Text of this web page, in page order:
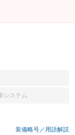
システム
し
装備略号／用語解説